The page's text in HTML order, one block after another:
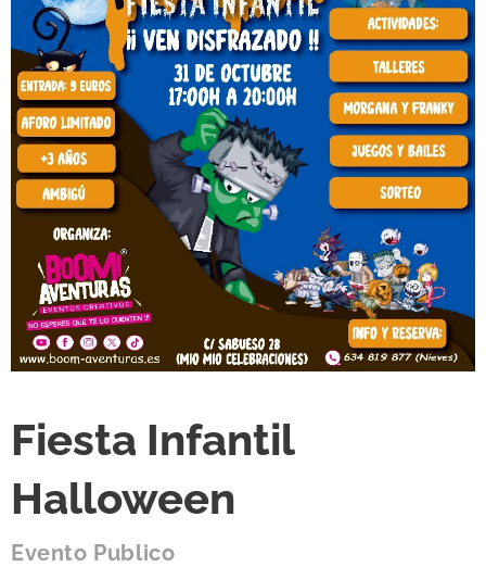
Fiesta Infantil
Halloween
Evento Publico